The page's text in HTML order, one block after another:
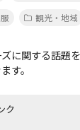
観光・地域
に関する話題
す。
ク